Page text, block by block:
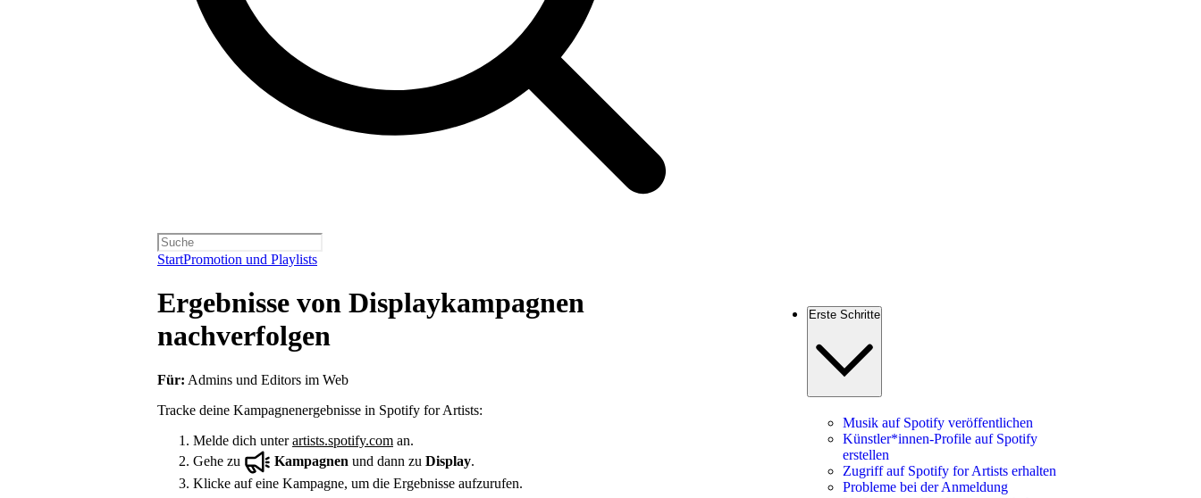
StartPromotion und Playlists
Ergebnisse von Displaykampagnen
nachverfolgen
Für: Admins und Editors im Web
Tracke deine Kampagnenergebnisse in Spotify for Artists:
Melde dich unterartists.spotify.com an.
Gehe zu
Kampagnen und dann zu Display.
Klicke auf eine Kampagne, um die Ergebnisse aufzurufen.
Erste Schritte
Musik auf Spotify veröffentlichen
Künstler*innen-Profile auf Spotify
erstellen
Zugriff auf Spotify for Artists erhalten
Probleme bei der Anmeldung